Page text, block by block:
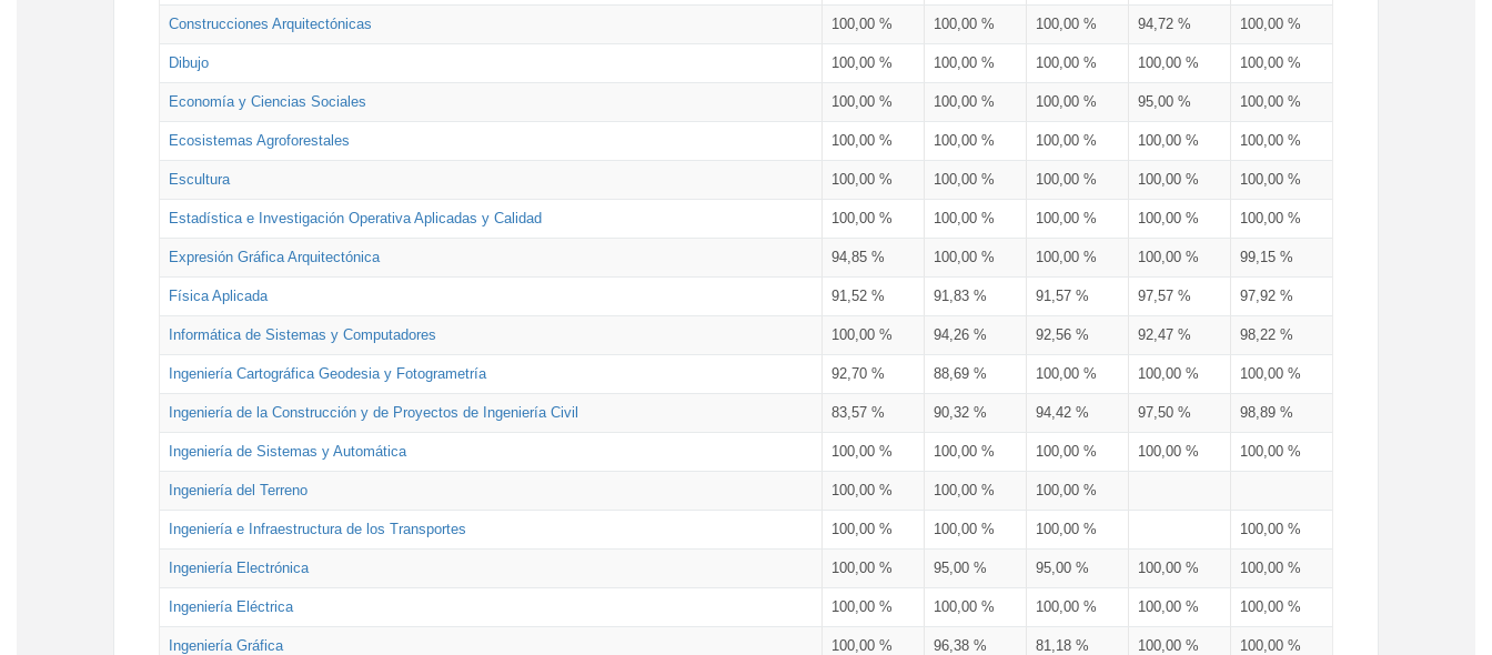
Construcciones Arquitectónicas 100,00 % 100,00 % 100,00 % 94,72 % 100,00 %
Dibujo 100,00 % 100,00 % 100,00 % 100,00 % 100,00 %
Economía y Ciencias Sociales 100,00 % 100,00 % 100,00 % 95,00 % 100,00 %
Ecosistemas Agroforestales 100,00 % 100,00 % 100,00 % 100,00 % 100,00 %
Escultura 100,00 % 100,00 % 100,00 % 100,00 % 100,00 %
Estadística e Investigación Operativa Aplicadas y Calidad 100,00 % 100,00 % 100,00 % 100,00 % 100,00 %
Expresión Gráfica Arquitectónica 94,85 % 100,00 % 100,00 % 100,00 % 99,15 %
Física Aplicada 91,52 % 91,83 % 91,57 % 97,57 % 97,92 %
Informática de Sistemas y Computadores 100,00 % 94,26 % 92,56 % 92,47 % 98,22 %
Ingeniería Cartográfica Geodesia y Fotogrametría 92,70 % 88,69 % 100,00 % 100,00 % 100,00 %
Ingeniería de la Construcción y de Proyectos de Ingeniería Civil 83,57 % 90,32 % 94,42 % 97,50 % 98,89 %
Ingeniería de Sistemas y Automática 100,00 % 100,00 % 100,00 % 100,00 % 100,00 %
Ingeniería del Terreno 100,00 % 100,00 % 100,00 %
Ingeniería e Infraestructura de los Transportes 100,00 % 100,00 % 100,00 % 100,00 %
Ingeniería Electrónica 100,00 % 95,00 % 95,00 % 100,00 % 100,00 %
Ingeniería Eléctrica 100,00 % 100,00 % 100,00 % 100,00 % 100,00 %
Ingeniería Gráfica 100,00 % 96,38 % 81,18 % 100,00 % 100,00 %